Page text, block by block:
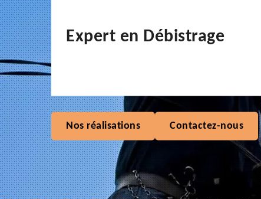
Expert en Débistrage
Nos réalisations Contactez-nous